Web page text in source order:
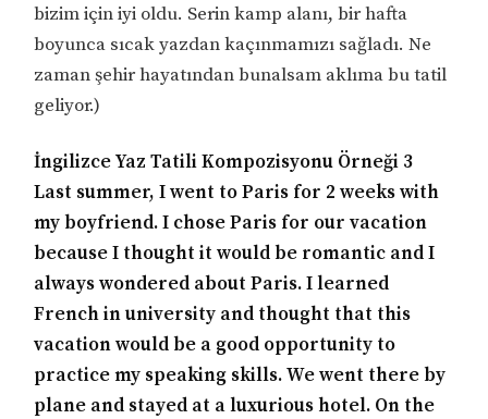
bizim için iyi oldu. Serin kamp alanı, bir hafta
boyunca sıcak yazdan kaçınmamızı sağladı. Ne
zaman şehir hayatından bunalsam aklıma bu tatil
geliyor.)
İngilizce Yaz Tatili Kompozisyonu Örneği 3
Last summer, I went to Paris for 2 weeks with
my boyfriend. I chose Paris for our vacation
because I thought it would be romantic and I
always wondered about Paris. I learned
French in university and thought that this
vacation would be a good opportunity to
practice my speaking skills. We went there by
plane and stayed at a luxurious hotel. On the